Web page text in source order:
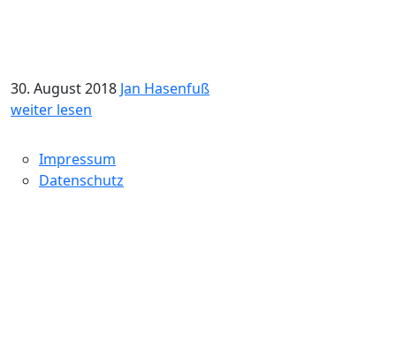
30. August 2018 Jan Hasenfuß
weiter lesen
Impressum
Datenschutz